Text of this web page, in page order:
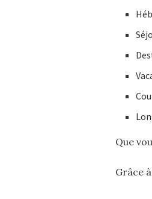
Que
Grâce